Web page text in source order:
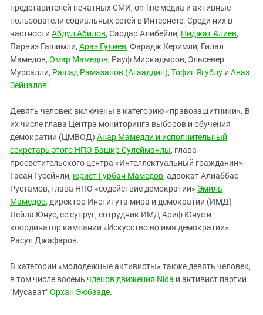
представителей печатных СМИ, on-line медиа и активные
пользователи социальных сетей в Интернете. Среди них в
частности Абдул Абилов, Сардар Алибейли, Ниджат Алиев,
Парвиз Гашимли, Араз Гулиев, Фарадж Керимли, Гилал
Мамедов, Омар Мамедов, Рауф Миркадыров, Эльсевер
Мурсалли, Рашад Рамазанов (Агааддин), Тофиг Ягублу и Аваз
Зейналов.
Девять человек включены в категорию «правозащитники». В
их числе глава Центра мониторинга выборов и обучения
демократии (ЦМВОД) Анар Мамедли и исполнительный
секретарь этого НПО Башир Сулейманлы, глава
просветительского центра «Интеллектуальный гражданин»
Гасан Гусейнли, юрист Гурбан Мамедов, адвокат Алиаббас
Рустамов, глава НПО «содействие демократии» Эмиль
Мамедов, директор Института мира и демократии (ИМД)
Лейла Юнус, ее супруг, сотрудник ИМД Ариф Юнус и
координатор кампании «Искусство во имя демократии»
Расул Джафаров.
В категории «молодежные активисты» также девять человек,
в том числе восемь членов движения Nida и активист партии
"Мусават"Орхан Эюбзаде.